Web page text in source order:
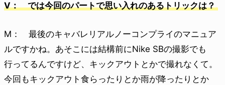
V： では今回のパートで思い入れのあるトリックは？
M： 最後のキャバレリアルノーコンプライのマニュア
ルですかね。あそこには結構前にNike SBの撮影でも
行ってるんですけど、キックアウトとかで撮れなくて。
今回もキックアウト食らったりとか雨が降ったりとか